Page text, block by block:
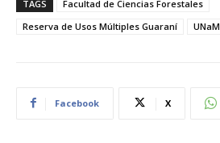
TAGS
Facultad de Ciencias Forestales
Reserva de Usos Múltiples Guaraní
UNaM
Facebook X